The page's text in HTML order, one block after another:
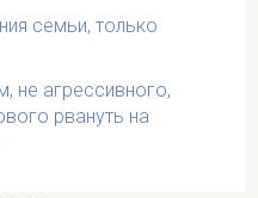
семьи, только
не агрессивного,
рвануть на